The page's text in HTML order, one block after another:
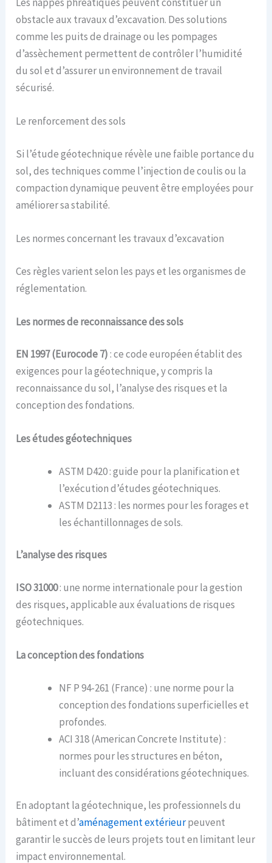
obstacle aux travaux d’excavation. Des solutions
comme les puits de drainage ou les pompages
d’assèchement permettent de contrôler l’humidité
du sol et d’assurer un environnement de travail
sécurisé.
Le renforcement des sols
Si l’étude géotechnique révèle une faible portance du
sol, des techniques comme l’injection de coulis ou la
compaction dynamique peuvent être employées pour
améliorer sa stabilité.
Les normes concernant les travaux d’excavation
Ces règles varient selon les pays et les organismes de
réglementation.
Les normes de reconnaissance des sols
EN 1997 (Eurocode 7): ce code européen établit des
exigences pour la géotechnique, y compris la
reconnaissance du sol, l’analyse des risques et la
conception des fondations.
Les études géotechniques
ASTM D420 : guide pour la planification et
l’exécution d’études géotechniques.
ASTM D2113 : les normes pour les forages et
les échantillonnages de sols.
L’analyse des risques
ISO 31000: une norme internationale pour la gestion
des risques, applicable aux évaluations de risques
géotechniques.
La conception des fondations
NF P 94-261 (France) : une norme pour la
conception des fondations superficielles et
profondes.
ACI 318 (American Concrete Institute) :
normes pour les structures en béton,
incluant des considérations géotechniques.
En adoptant la géotechnique, les professionnels du
bâtiment et d’aménagement extérieurpeuvent
garantir le succès de leurs projets tout en limitant leur
impact environnemental.